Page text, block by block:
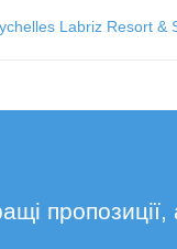
Labriz Resort &